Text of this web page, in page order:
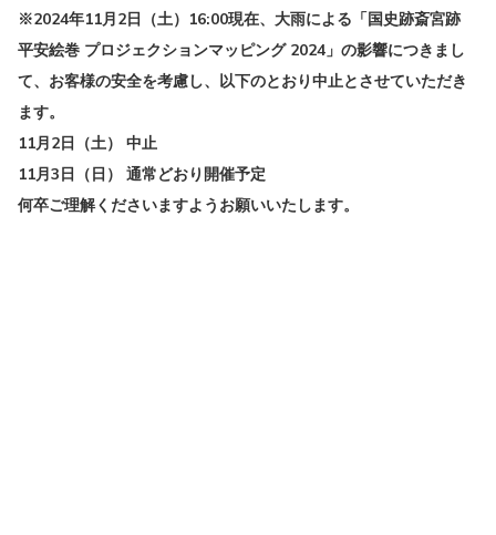
※2024年11月2日（土）16:00現在、大雨による「国史跡斎宮跡
平安絵巻 プロジェクションマッピング 2024」の影響につきまし
て、お客様の安全を考慮し、以下のとおり中止とさせていただき
ます。
11月2日（土） 中止
11月3日（日） 通常どおり開催予定
何卒ご理解くださいますようお願いいたします。